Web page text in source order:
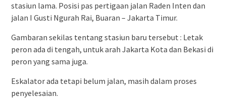
stasiun lama. Posisi pas pertigaan jalan Raden Inten dan
jalan I Gusti Ngurah Rai, Buaran – Jakarta Timur.
Gambaran sekilas tentang stasiun baru tersebut : Letak
peron ada di tengah, untuk arah Jakarta Kota dan Bekasi di
peron yang sama juga.
Eskalator ada tetapi belum jalan, masih dalam proses
penyelesaian.